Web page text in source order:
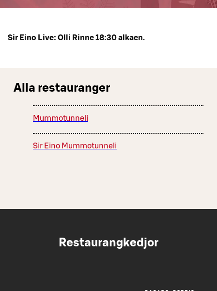
Sir Eino Live: Olli Rinne 18:30 alkaen.
Alla restauranger
Mummotunneli
Sir Eino Mummotunneli
Restaurangkedjor